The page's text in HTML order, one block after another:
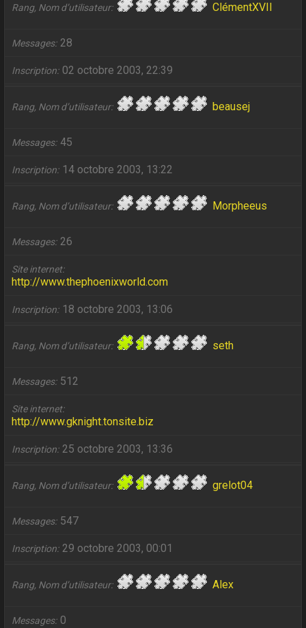
Rang, Nom d’utilisateur ClémentXVII
Messages 28
Inscription 02 octobre 2003, 22:39
Rang, Nom d’utilisateur beausej
Messages 45
Inscription 14 octobre 2003, 13:22
Rang, Nom d’utilisateur Morpheeus
Messages 26
Site internet
http://www.thephoenixworld.com
Inscription 18 octobre 2003, 13:06
Rang, Nom d’utilisateur seth
Messages 512
Site internet
http://www.gknight.tonsite.biz
Inscription 25 octobre 2003, 13:36
Rang, Nom d’utilisateur grelot04
Messages 547
Inscription 29 octobre 2003, 00:01
Rang, Nom d’utilisateur Alex
Messages 0